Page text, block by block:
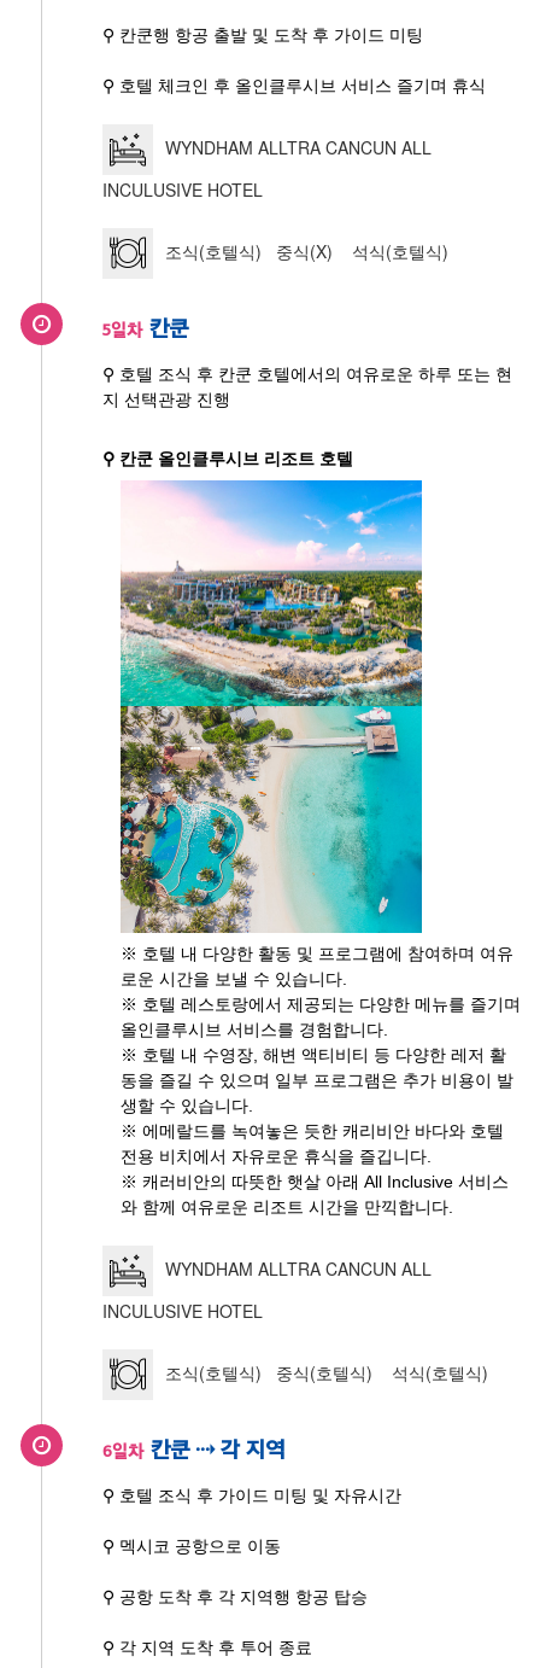
⚲ 칸쿤행 항공 출발 및 도착 후 가이드 미팅
⚲ 호텔 체크인 후 올인클루시브 서비스 즐기며 휴식
WYNDHAM ALLTRA CANCUN ALL
INCULUSIVE HOTEL
조식(호텔식) 중식(X) 석식(호텔식)
5일차 칸쿤
⚲ 호텔 조식 후 칸쿤 호텔에서의 여유로운 하루 또는 현
지 선택관광 진행
⚲ 칸쿤 올인클루시브 리조트 호텔
※ 호텔 내 다양한 활동 및 프로그램에 참여하며 여유
로운 시간을 보낼 수 있습니다.
※ 호텔 레스토랑에서 제공되는 다양한 메뉴를 즐기며
올인클루시브 서비스를 경험합니다.
※ 호텔 내 수영장, 해변 액티비티 등 다양한 레저 활
동을 즐길 수 있으며 일부 프로그램은 추가 비용이 발
생할 수 있습니다.
※ 에메랄드를 녹여놓은 듯한 캐리비안 바다와 호텔
전용 비치에서 자유로운 휴식을 즐깁니다.
※ 캐러비안의 따뜻한 햇살 아래 All Inclusive 서비스
와 함께 여유로운 리조트 시간을 만끽합니다.
WYNDHAM ALLTRA CANCUN ALL
INCULUSIVE HOTEL
조식(호텔식) 중식(호텔식) 석식(호텔식)
6일차 칸쿤 ⇢ 각 지역
⚲ 호텔 조식 후 가이드 미팅 및 자유시간
⚲ 멕시코 공항으로 이동
⚲ 공항 도착 후 각 지역행 항공 탑승
⚲ 각 지역 도착 후 투어 종료